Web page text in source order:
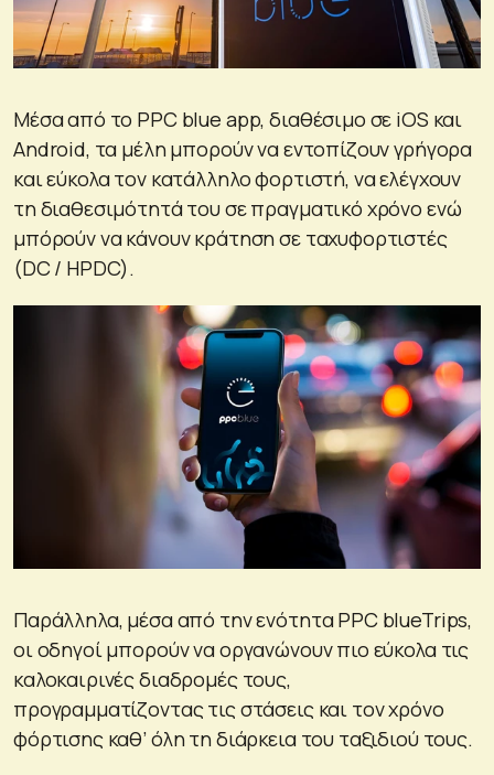
Μέσα από το PPC blue app, διαθέσιμο σε iOS και
Android, τα μέλη μπορούν να εντοπίζουν γρήγορα
και εύκολα τον κατάλληλο φορτιστή, να ελέγχουν
τη διαθεσιμότητά του σε πραγματικό χρόνο ενώ
μπόρούν να κάνουν κράτηση σε ταχυφορτιστές
(DC / HPDC).
Παράλληλα, μέσα από την ενότητα PPC blueTrips,
οι οδηγοί μπορούν να οργανώνουν πιο εύκολα τις
καλοκαιρινές διαδρομές τους,
προγραμματίζοντας τις στάσεις και τον χρόνο
φόρτισης καθ’ όλη τη διάρκεια του ταξιδιού τους.